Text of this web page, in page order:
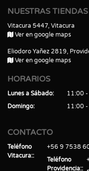
NUESTRAS TIENDAS
Vitacura 5447, Vitacura
Ver en google maps
Eliodoro Yañez 2819,
Ver en google maps
HORARIOS
Lunes a Sábado
11:00
Domingo
11:00
CONTACTO
Teléfono
Vitacura:
+56 9 7538
Teléfono
Providencia: